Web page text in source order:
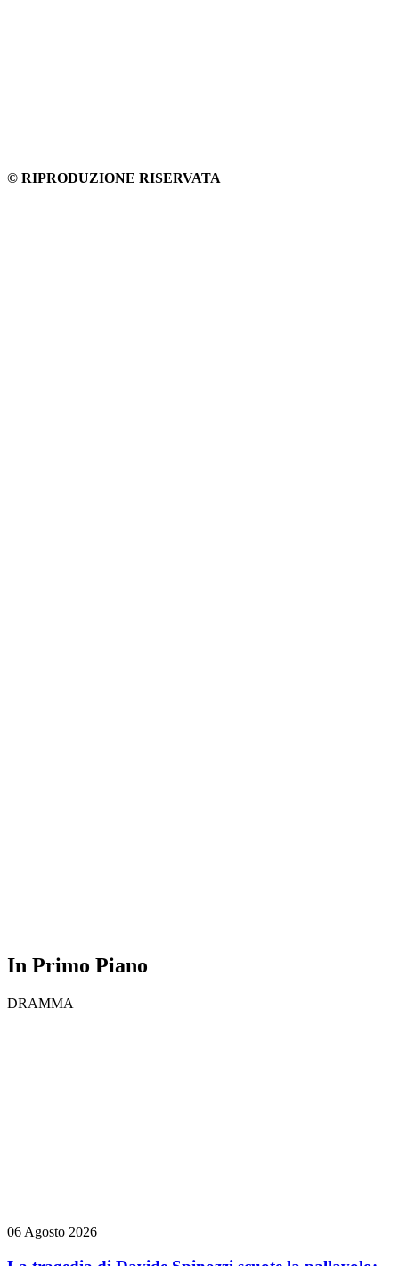
© RIPRODUZIONE RISERVATA
In Primo Piano
DRAMMA
06 Agosto 2026